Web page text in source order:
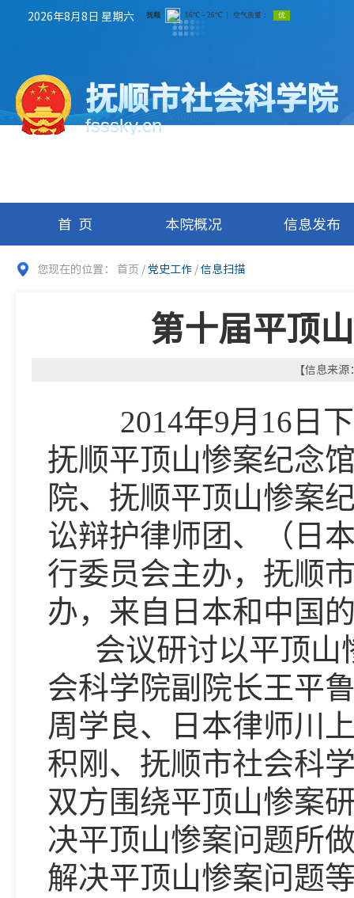
2026年8月8日 星期六
抚顺市社会科学院
fsssky.cn
首页 本院概况 信息发布
您现在的位置： 首页 / 党史工作 /信息扫描
第十届平顶
【信息来
2014年9月16日下
抚顺平顶山惨案纪念
院、抚顺平顶山惨案
讼辩护律师团、（日
行委员会主办，抚顺
办，来自日本和中国
会议研讨以平顶山
会科学院副院长王平
周学良、日本律师川
积刚、抚顺市社会科
双方围绕平顶山惨案
决平顶山惨案问题所
解决平顶山惨案问题